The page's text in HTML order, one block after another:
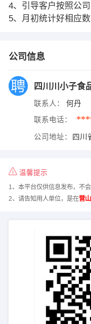
4、引导客户按照公司
5、月初统计好相应数
公司信息
四川川小子食
联系人： 何丹
联系电话：
公司地址： 四川
温馨提示
1、本平台仅供信息发布，不
2、请告知用人单位，是在营